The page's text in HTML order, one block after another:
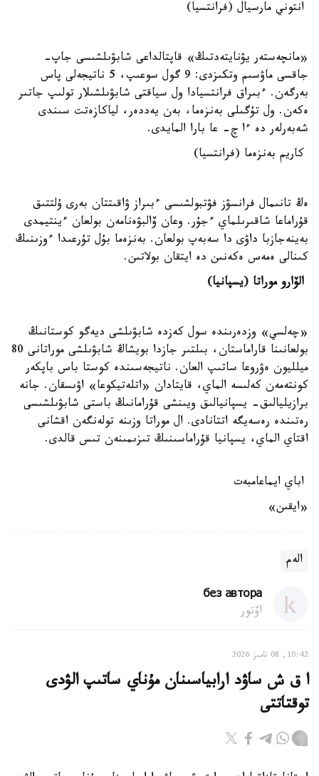
انتوني مارسيال (فرانتسيا)
«مانچەستەر يۋنايتەدتىڭ» قاپتالداعى شابۋىلشىسى جاپ-
جاقسى ماۋسىم وتكىزدى: 9 گول سوعىپ، 5 ناتيجەلى پاس
بەرگەن. ءبىراق فرانتسيادا ول سياقتى شابۋىلشىلار تولىپ جاتىر
ەكەن. ول تۇگىلى بەنزەما، بەن يەددەر، لياكازەتت سىندى
شەبەرلەر دە ءا چ- عا بارا المايدى.
كاريم بەنزەما (فرانتسيا)
ەڭ تانىمال فرانسۋز فۋتبولشىسى ءبىراز ۋاقىتتان بەرى ۇلتتىق
قۇراماعا شاقىرىلماي ءجۇر. وعان ۆالبۋەنامەن بولعان ءينتيمدى
بەينەجازبا داۋى دا سەبەپ بولعان. بەنزەما بۇل تۇرعىدا ءوزىنىڭ
كىنالى ەمەس ەكەنىن دە ايتقان بولاتىن.
الۆارو موراتا (يسپانيا)
«چەلسي» وزدەرىندە سول كەزدە شابۋىلشى ديەگو كوستانىڭ
بولعانىنا قاراماستان، بىلتىر جازدا بويشاڭ شابۋىلشى موراتانى 80
ميلليون ەۋروعا ساتىپ العان. ناتيجەسىندە كوستا باس باپكەر
كونتەمەن كەلىسە الماي، قايتادان «اتلەتيكوعا» اۋىسقان. جانە
برازيليالىق- يسپانيالىق ويىنشى قۇرامانىڭ باستى شابۋىلشىسى
رەتىندە رەسەيگە اتتانادى. ال موراتا وزىنە تولەنگەن اقشانى
اقتاي الماي، يسپانيا قۇراماسىنىڭ تىزىمىنەن تىس قالدى.
اباي ايماعامبەت
«ايقىن»
الەم
без автора
اۆتور
10:42, 08 تامىز 2026
ا ق ش ساۋد ارابياسىنان مۇناي ساتىپ الۋدى
توقتاتتى